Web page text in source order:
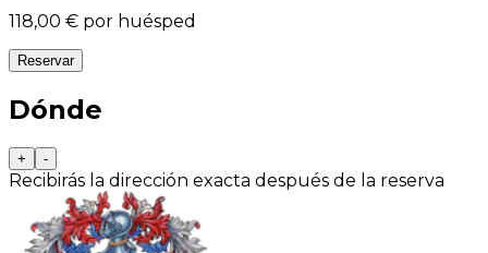
118,00 € por huésped
Reservar
Dónde
+ -
Recibirás la dirección exacta después de la reserva